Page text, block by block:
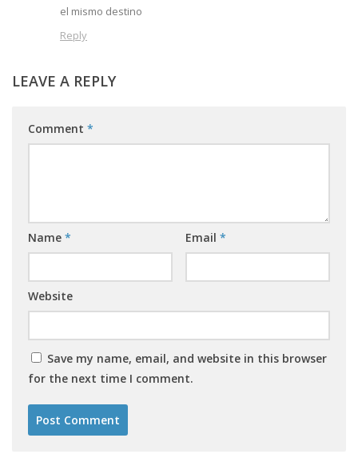
el mismo destino
Reply
LEAVE A REPLY
Comment *
Name * Email *
Website
Save my name, email, and website in this browser
for the next time I comment.